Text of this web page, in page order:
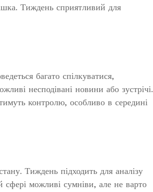
Тиждень сприятливий для
багато спілкуватися,
несподівані новини або зустрічі.
контролю, особливо в середині
Тиждень підходить для аналізу
можливі сумніви, але не варто